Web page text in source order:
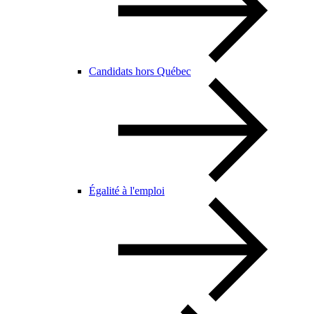
Candidats hors Québec
Égalité à l'emploi